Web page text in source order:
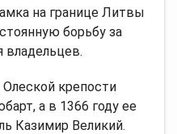
на границе Литвы
борьбу за
владельцев.
Олеской крепости
а в 1366 году ее
Казимир Великий.